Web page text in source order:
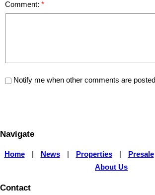
Comment:
Notify me when other comments are posted
Navigate
Home News Properties Presale
About Us
Contact